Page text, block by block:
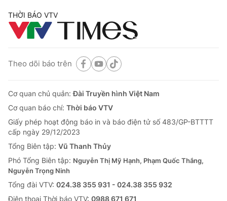
THỜI BÁO VTV
Theo dõi báo trên
Cơ quan chủ quản:Đài Truyền hình Việt Nam
Cơ quan báo chí: Thời báo VTV
Giấy phép hoạt động báo in và báo điện tử số 483/GP-BTTTT
cấp ngày 29/12/2023
Tổng Biên tập: Vũ Thanh Thủy
Phó Tổng Biên tập: Nguyễn Thị Mỹ Hạnh, Phạm Quốc Thắng,
Nguyễn Trọng Ninh
Tổng đài VTV: 024.38 355 931 - 024.38 355 932
Ðiện thoại Thời báo VTV: 0988 671 671